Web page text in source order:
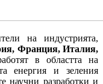
на индустрията,
Франция, Италия,
в областта на
енергия и зеления
научни разработки и